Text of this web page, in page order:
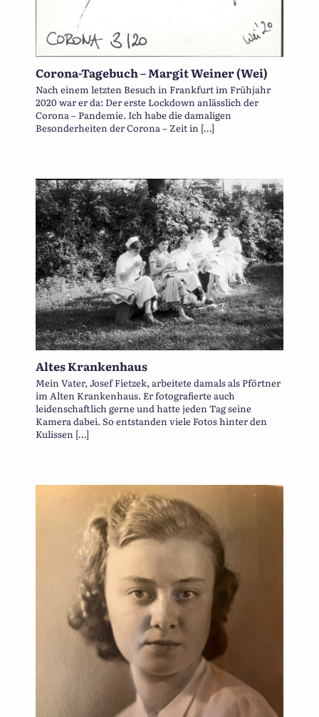
Corona-Tagebuch – Margit Weiner (Wei)
Nach einem letzten Besuch in Frankfurt im Frühjahr
2020 war er da: Der erste Lockdown anlässlich der
Corona – Pandemie. Ich habe die damaligen
Besonderheiten der Corona – Zeit in […]
Altes Krankenhaus
Mein Vater, Josef Fietzek, arbeitete damals als Pförtner
im Alten Krankenhaus. Er fotografierte auch
leidenschaftlich gerne und hatte jeden Tag seine
Kamera dabei. So entstanden viele Fotos hinter den
Kulissen […]